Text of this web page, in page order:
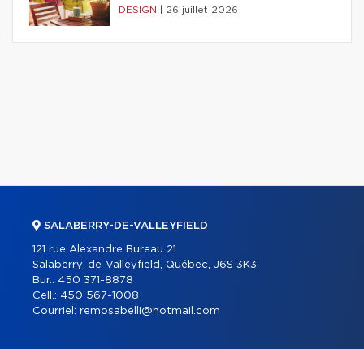
DESIGN 26 juillet 2026
SALABERRY-DE-VALLEYFIELD
121 rue Alexandre Bureau 21
Salaberry-de-Valleyfield, Québec, J6S 3K3
Bur.: 450 371-8878
Cell.: 450 567-1008
Courriel: remosabelli@hotmail.com